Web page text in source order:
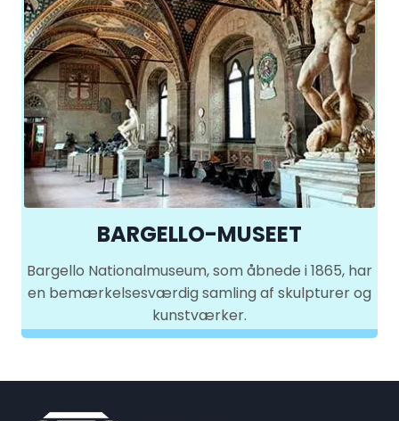
BARGELLO-MUSEET
Bargello Nationalmuseum, som åbnede i 1865, har
en bemærkelsesværdig samling af skulpturer og
kunstværker.